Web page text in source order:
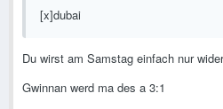
[x]dubai
Du wirst am Samstag einfach nur
Gwinnan werd ma des a 3:1